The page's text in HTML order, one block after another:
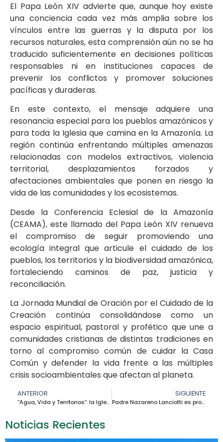
Noticias Recientes
El Papa León XIV advierte que, aunque hoy existe
una conciencia cada vez más amplia sobre los
vínculos entre las guerras y la disputa por los
recursos naturales, esta comprensión aún no se ha
traducido suficientemente en decisiones políticas
responsables ni en instituciones capaces de
prevenir los conflictos y promover soluciones
pacíficas y duraderas.
En este contexto, el mensaje adquiere una
resonancia especial para los pueblos amazónicos y
para toda la Iglesia que camina en la Amazonía. La
región continúa enfrentando múltiples amenazas
relacionadas con modelos extractivos, violencia
territorial, desplazamientos forzados y
afectaciones ambientales que ponen en riesgo la
vida de las comunidades y los ecosistemas.
Desde la Conferencia Eclesial de la Amazonía
(CEAMA), este llamado del Papa León XIV renueva
el compromiso de seguir promoviendo una
ecología integral que articule el cuidado de los
pueblos, los territorios y la biodiversidad amazónica,
fortaleciendo caminos de paz, justicia y
reconciliación.
La Jornada Mundial de Oración por el Cuidado de la
Creación continúa consolidándose como un
espacio espiritual, pastoral y profético que une a
comunidades cristianas de distintas tradiciones en
torno al compromiso común de cuidar la Casa
Común y defender la vida frente a las múltiples
crisis socioambientales que afectan al planeta.
ANTERIOR
“Agua, Vida y Territorios”: la Iglesia amazónica se prepara para el XII FOSPA 2026
SIGUIENTE
Padre Nazareno Lanciotti es proclamado beato en una histórica celebración en la Amazonía brasileña